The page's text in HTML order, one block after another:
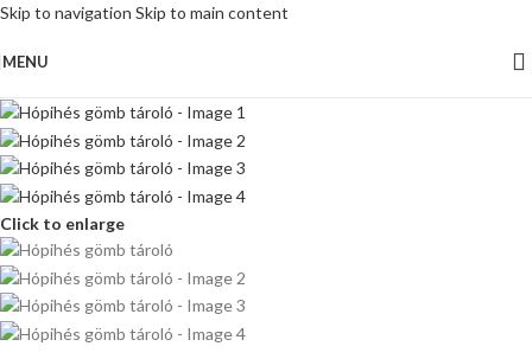
Skip to navigation Skip to main content
MENU
Click to enlarge